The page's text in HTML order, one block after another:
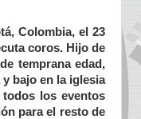
Colombia, el 23
coros. Hijo de
temprana edad,
bajo en la iglesia
los eventos
para el resto de